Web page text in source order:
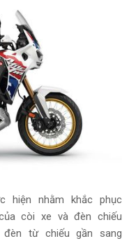
hiện nhằm khắc phục
còi xe và đèn chiếu
từ chiếu gần sang